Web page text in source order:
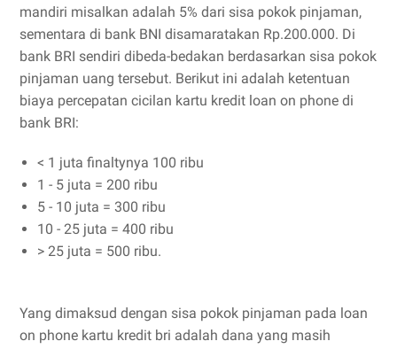
mandiri misalkan adalah 5% dari sisa pokok pinjaman,
sementara di bank BNI disamaratakan Rp.200.000. Di
bank BRI sendiri dibeda-bedakan berdasarkan sisa pokok
pinjaman uang tersebut. Berikut ini adalah ketentuan
biaya percepatan cicilan kartu kredit loan on phone di
bank BRI:
< 1 juta finaltynya 100 ribu
1 - 5 juta = 200 ribu
5 - 10 juta = 300 ribu
10 - 25 juta = 400 ribu
> 25 juta = 500 ribu.
Yang dimaksud dengan sisa pokok pinjaman pada loan
on phone kartu kredit bri adalah dana yang masih